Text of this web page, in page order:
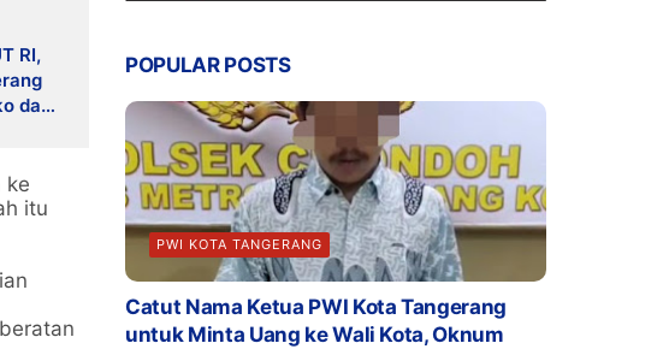
RI,
dan
ke
itu
POPULAR POSTS
PWI KOTA TANGERANG
Catut Nama Ketua PWI Kota Tangerang
untuk Minta Uang ke Wali Kota, Oknum